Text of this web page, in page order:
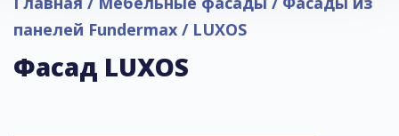
панелей Fundermax
LUXOS
Фасад LUXOS